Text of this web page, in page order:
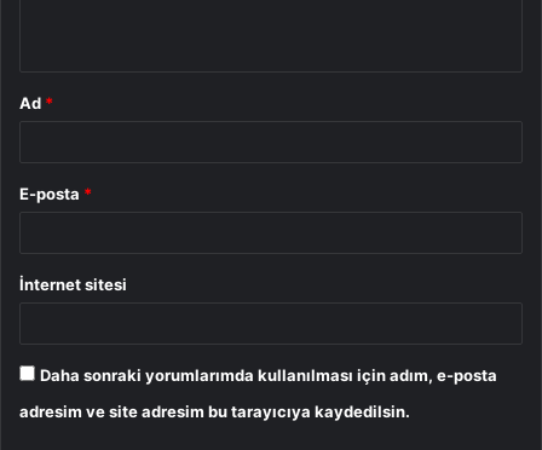
Ad *
E-posta *
İnternet sitesi
Daha sonraki yorumlarımda kullanılması için adım, e-posta
adresim ve site adresim bu tarayıcıya kaydedilsin.